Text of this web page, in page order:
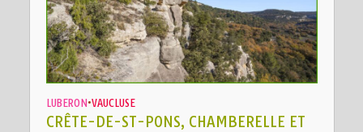
LUBERON •VAUCLUSE
CRÊTE-DE-ST-PONS, CHAMBERELLE ET